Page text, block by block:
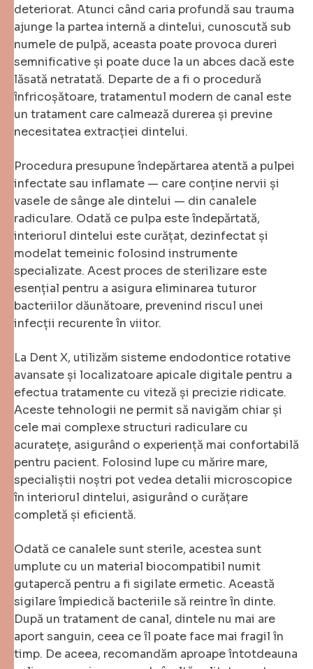
deteriorat. Atunci când caria profundă sau trauma
ajunge la partea internă a dintelui, cunoscută sub
numele de pulpă, aceasta poate provoca dureri
semnificative și poate duce la un abces dacă este
lăsată netratată. Departe de a fi o procedură
înfricoșătoare, tratamentul modern de canal este
un tratament care calmează durerea și previne
necesitatea extracției dintelui.
Procedura presupune îndepărtarea atentă a pulpei
infectate sau inflamate — care conține nervii și
vasele de sânge ale dintelui — din canalele
radiculare. Odată ce pulpa este îndepărtată,
interiorul dintelui este curățat, dezinfectat și
modelat temeinic folosind instrumente
specializate. Acest proces de sterilizare este
esențial pentru a asigura eliminarea tuturor
bacteriilor dăunătoare, prevenind riscul unei
infecții recurente în viitor.
La Dent X, utilizăm sisteme endodontice rotative
avansate și localizatoare apicale digitale pentru a
efectua tratamente cu viteză și precizie ridicate.
Aceste tehnologii ne permit să navigăm chiar și
cele mai complexe structuri radiculare cu
acuratețe, asigurând o experiență mai confortabilă
pentru pacient. Folosind lupe cu mărire mare,
specialiștii noștri pot vedea detalii microscopice
în interiorul dintelui, asigurând o curățare
completă și eficientă.
Odată ce canalele sunt sterile, acestea sunt
umplute cu un material biocompatibil numit
gutapercă pentru a fi sigilate ermetic. Această
sigilare împiedică bacteriile să reintre în dinte.
După un tratament de canal, dintele nu mai are
aport sanguin, ceea ce îl poate face mai fragil în
timp. De aceea, recomandăm aproape întotdeauna